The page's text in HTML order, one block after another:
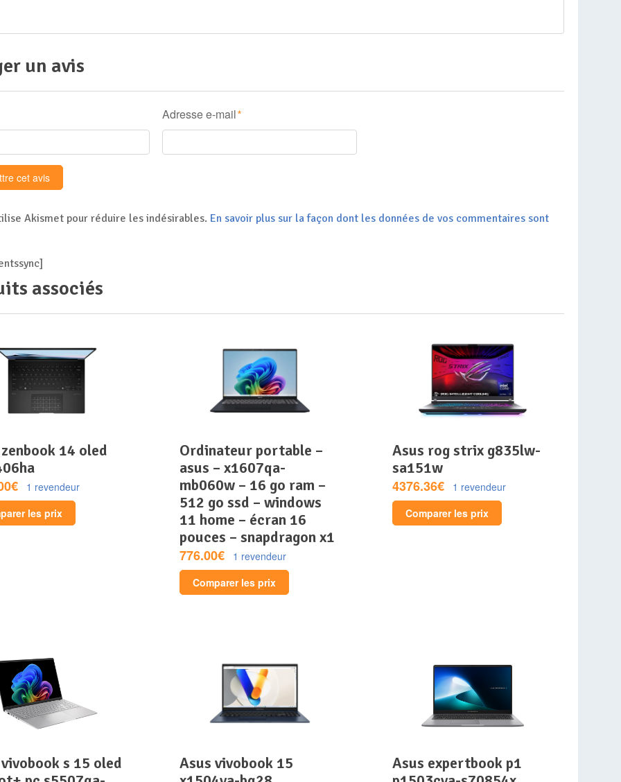
un avis
Adresse e-mail *
Akismet pour réduire les indésirables. En savoir plus sur la façon dont les données de vos commentaires sont
associés
1 revendeur
les prix
ordinateur portable –
asus – x1607qa-
mb060w – 16 go ram –
512 go ssd – windows
11 home – écran 16
pouces – snapdragon x1
776.00€
1 revendeur
Comparer les prix
asus rog strix g835lw-
sa151w
4376.36€
1 revendeur
Comparer les prix
asus vivobook 15
asus expertbook p1